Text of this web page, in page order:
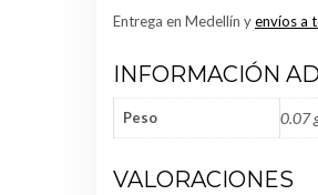
Entrega en Medellín yenvíos a
INFORMACIÓN
Peso 0.07
VALORACIONES